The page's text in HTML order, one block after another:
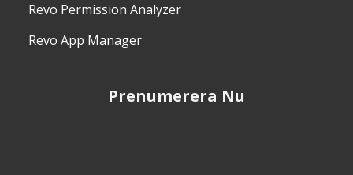
Revo Permission Analyzer
Revo App Manager
Prenumerera Nu